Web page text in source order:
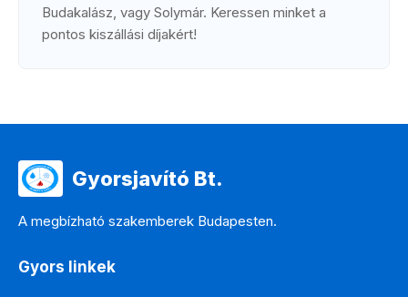
Budakalász, vagy Solymár. Keressen minket a
pontos kiszállási díjakért!
Gyorsjavító Bt.
A megbízható szakemberek Budapesten.
Gyors linkek